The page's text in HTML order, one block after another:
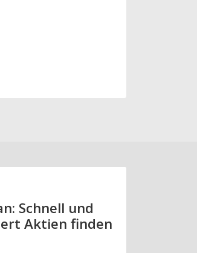
Schnell und
Aktien finden